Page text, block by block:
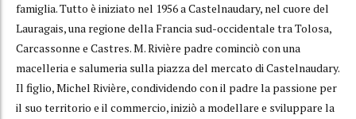
famiglia. Tutto è iniziato nel 1956 a Castelnaudary, nel cuore del
Lauragais, una regione della Francia sud-occidentale tra Tolosa,
Carcassonne e Castres. M. Rivière padre cominciò con una
macelleria e salumeria sulla piazza del mercato di Castelnaudary.
Il figlio, Michel Rivière, condividendo con il padre la passione per
il suo territorio e il commercio, iniziò a modellare e sviluppare la